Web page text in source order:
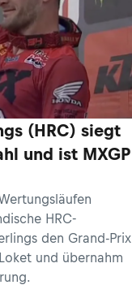
(HRC) siegt
und ist MXGP
HRC-
den Grand-Prix
und übernahm